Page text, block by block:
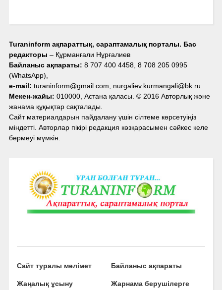
Turaninform ақпараттық, сараптамалық порталы. Бас
редакторы – Құрманғали Нұрғалиев
Байланыс ақпараты: 8 707 400 4458, 8 708 205 0995
(WhatsApp),
e-mail: turaninform@gmail.com, nurgaliev.kurmangali@bk.ru
Мекен-жайы: 010000, Астана қаласы. © 2016 Авторлық және
жанама құқықтар сақталады.
Сайт материалдарын пайдалану үшін сілтеме көрсетуіңіз
міндетті. Авторлар пікірі редакция көзқарасымен сәйкес келе
бермеуі мүмкін.
Сайт туралы мәлімет Байланыс ақпараты
Жаңалық ұсыну Жарнама берушілерге